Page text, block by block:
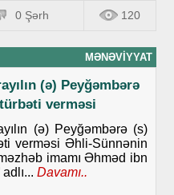
0 Şərh 120
MƏNƏVIYYAT
(ə) Peyğəmbərə
verməsi
(ə) Peyğəmbərə (s)
verməsi Əhli-Sünnənin
imamı Əhməd ibn
Davamı..